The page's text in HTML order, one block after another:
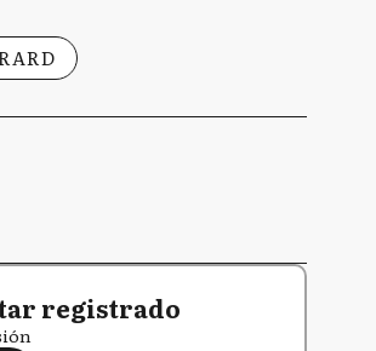
registrado